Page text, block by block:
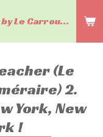
by Le Carrousel du livre
(Le
2.
York, New
!